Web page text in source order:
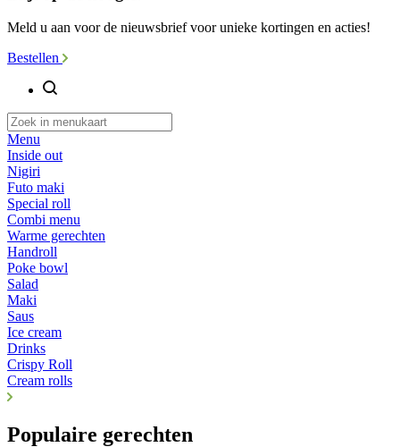
Meld u aan voor de nieuwsbrief voor unieke kortingen en acties!
Bestellen
Menu
Inside out
Nigiri
Futo maki
Special roll
Combi menu
Warme gerechten
Handroll
Poke bowl
Salad
Maki
Saus
Ice cream
Drinks
Crispy Roll
Cream rolls
Populaire gerechten